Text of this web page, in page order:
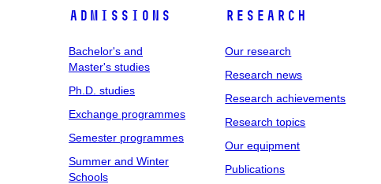
Admissions
Bachelor's and
Master's studies
Ph.D. studies
Exchange programmes
Semester programmes
Summer and Winter
Schools
Research
Our research
Research news
Research achievements
Research topics
Our equipment
Publications